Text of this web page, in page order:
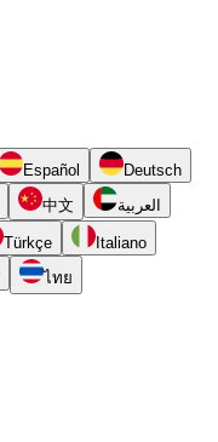
Español
Deutsch
中文 العربية
Türkçe
Italiano
ไทย